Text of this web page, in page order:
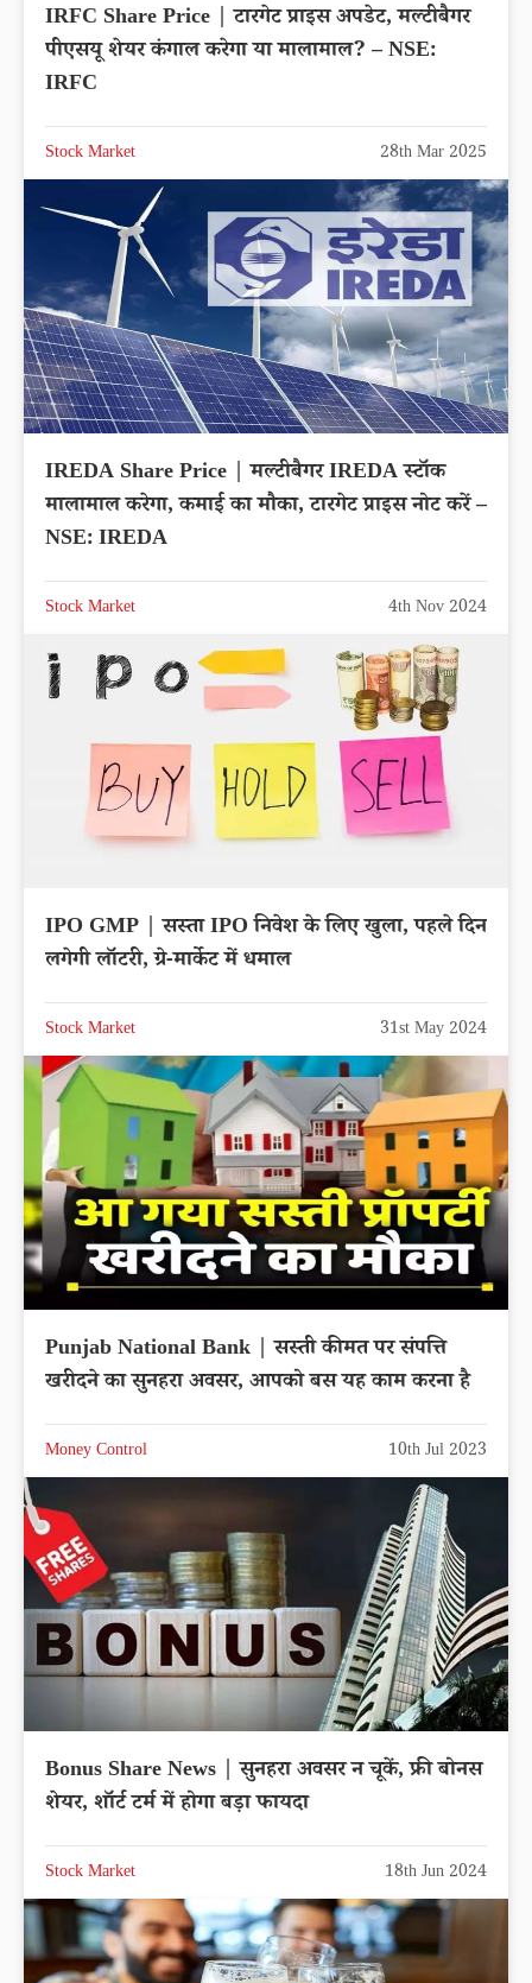
IRFC Share Price | टारगेट प्राइस अपडेट, मल्टीबैगर
पीएसयू शेयर कंगाल करेगा या मालामाल? – NSE:
IRFC
Stock Market 28th Mar 2025
IREDA Share Price | मल्टीबैगर IREDA स्टॉक
मालामाल करेगा, कमाई का मौका, टारगेट प्राइस नोट करें –
NSE: IREDA
Stock Market 4th Nov 2024
IPO GMP | सस्ता IPO निवेश के लिए खुला, पहले दिन
लगेगी लॉटरी, ग्रे-मार्केट में धमाल
Stock Market 31st May 2024
Punjab National Bank | सस्ती कीमत पर संपत्ति
खरीदने का सुनहरा अवसर, आपको बस यह काम करना है
Money Control 10th Jul 2023
Bonus Share News | सुनहरा अवसर न चूकें, फ्री बोनस
शेयर, शॉर्ट टर्म में होगा बड़ा फायदा
Stock Market 18th Jun 2024